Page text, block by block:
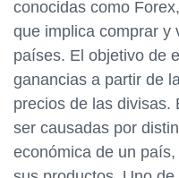
conocidas como
que implica comprar y
países. El objetivo de
ganancias a partir de
precios de las divisas.
ser causadas por
económica de un